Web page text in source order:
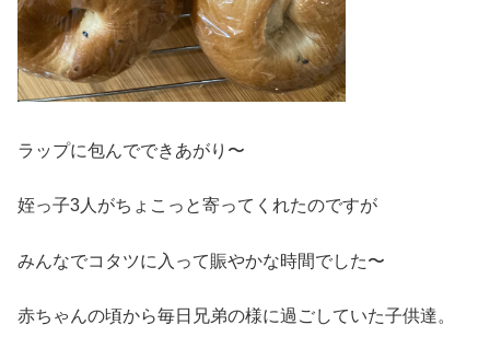
ラップに包んでできあがり〜
姪っ子3人がちょこっと寄ってくれたのですが
みんなでコタツに入って賑やかな時間でした〜
赤ちゃんの頃から毎日兄弟の様に過ごしていた子供達。